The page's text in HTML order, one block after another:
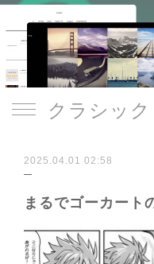
2025.04.01 02:58
まるでゴーカート